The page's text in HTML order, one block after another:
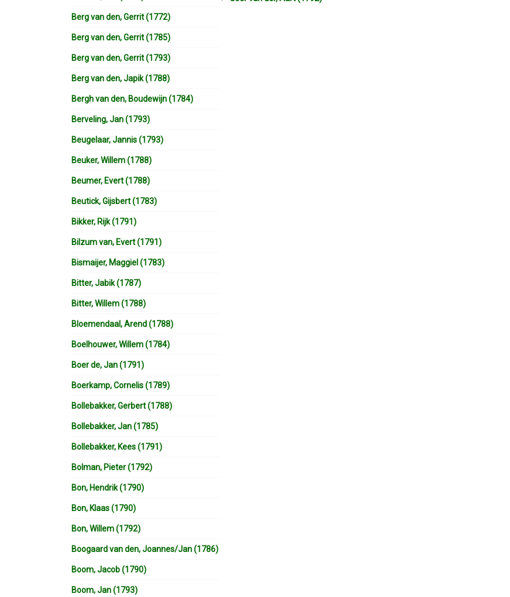
Berg van den, Gerrit (1772)
Berg van den, Gerrit (1785)
Berg van den, Gerrit (1793)
Berg van den, Japik (1788)
Bergh van den, Boudewijn (1784)
Berveling, Jan (1793)
Beugelaar, Jannis (1793)
Beuker, Willem (1788)
Beumer, Evert (1788)
Beutick, Gijsbert (1783)
Bikker, Rijk (1791)
Bilzum van, Evert (1791)
Bismaijer, Maggiel (1783)
Bitter, Jabik (1787)
Bitter, Willem (1788)
Bloemendaal, Arend (1788)
Boelhouwer, Willem (1784)
Boer de, Jan (1791)
Boerkamp, Cornelis (1789)
Bollebakker, Gerbert (1788)
Bollebakker, Jan (1785)
Bollebakker, Kees (1791)
Bolman, Pieter (1792)
Bon, Hendrik (1790)
Bon, Klaas (1790)
Bon, Willem (1792)
Boogaard van den, Joannes/Jan (1786)
Boom, Jacob (1790)
Boom, Jan (1793)